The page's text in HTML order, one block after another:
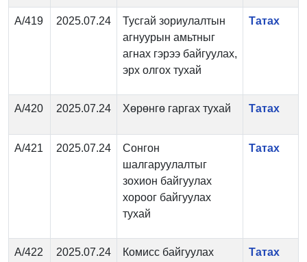
А/419 2025.07.24
Тусгай зориулалтын
агнуурын амьтныг
агнах гэрээ байгуулах,
эрх олгох тухай
Татах
А/420 2025.07.24 Хөрөнгө гаргах тухай Татах
А/421 2025.07.24
Сонгон
шалгаруулалтыг
зохион байгуулах
хороог байгуулах
тухай
Татах
А/422 2025.07.24
Комисс байгуулах
Татах